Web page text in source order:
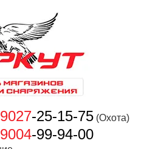
9027-25-15-75 (Охота)
9004-99-94-00